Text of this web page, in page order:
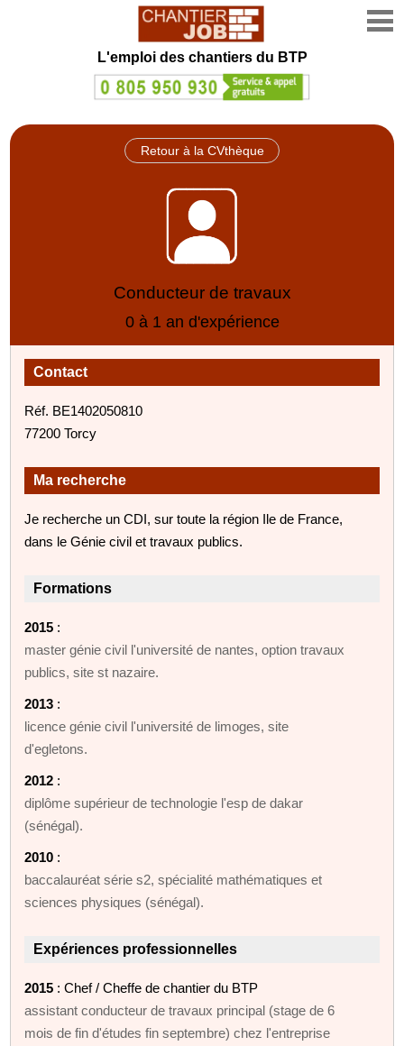
L'emploi des chantiers du BTP
Retour à la CVthèque
Conducteur de travaux
0 à 1 an d'expérience
Contact
Réf. BE1402050810
77200 Torcy
Ma recherche
Je recherche un CDI, sur toute la région Ile de France,
dans le Génie civil et travaux publics.
Formations
2015 :
master génie civil l'université de nantes, option travaux
publics, site st nazaire.
2013 :
licence génie civil l'université de limoges, site
d'egletons.
2012 :
diplôme supérieur de technologie l'esp de dakar
(sénégal).
2010 :
baccalauréat série s2, spécialité mathématiques et
sciences physiques (sénégal).
Expériences professionnelles
2015 : Chef / Cheffe de chantier du BTP
assistant conducteur de travaux principal (stage de 6
mois de fin d'études fin septembre) chez l'entreprise